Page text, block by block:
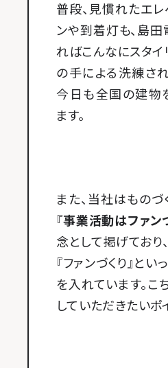
普段、見慣れたエ
ンや到着灯も、島
ればこんなにスタイ
の手による洗練さ
今日も全国の建物
ます。
また、当社はものづ
『事業活動はファン
念として掲げており
『ファンづくり』と
を入れています。こ
していただきたいポ